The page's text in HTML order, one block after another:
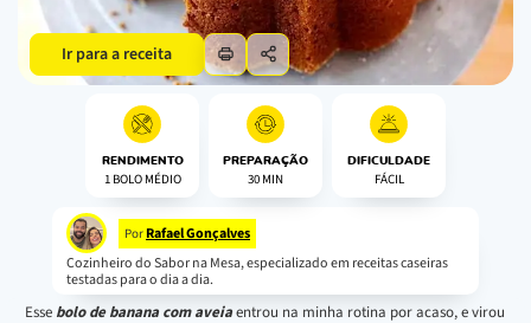
Ir para a receita
RENDIMENTO
1 BOLO MÉDIO
PREPARAÇÃO
30 MIN
DIFICULDADE
FÁCIL
Por Rafael Gonçalves
Cozinheiro do Sabor na Mesa, especializado em receitas caseiras
testadas para o dia a dia.
Esse bolo de banana com aveiaentrou na minha rotina por acaso, e virou